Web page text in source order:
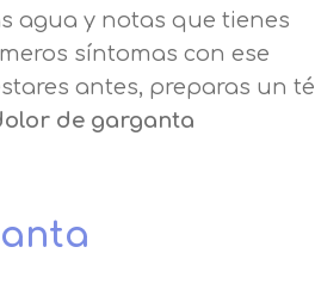
agua y notas que tienes
síntomas con ese
antes, preparas un té
de garganta